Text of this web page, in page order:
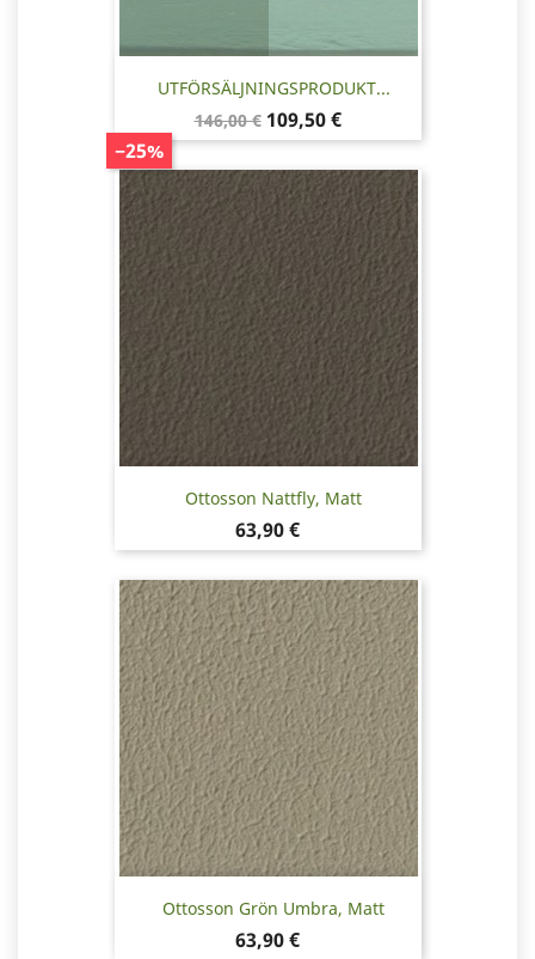
UTFÖRSÄLJNINGSPRODUKT...
Baspris
146,00 €
−25%
Pris
109,50 €
Ottosson Nattfly, Matt
Pris
63,90 €
Ottosson Grön Umbra, Matt
Pris
63,90 €